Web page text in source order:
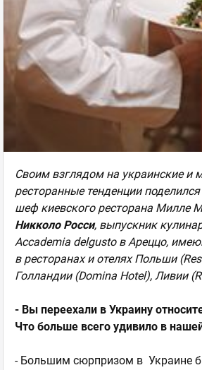
Своим взглядом на украинские и
ресторанные тенденции
шеф киевского ресторана Милле
Никколо Росси, выпускник
Accademia delgusto в Ареццо,
в ресторанах и отелях Польши
Голландии (Domina Hotel), Ливии
- Вы переехали в Украину
Что больше всего удивило в
- Большим сюрпризом в Украине